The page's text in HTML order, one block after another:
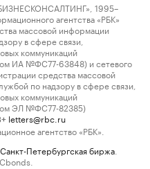
1995–
агентства «РБК»
массовой информации
в сфере связи,
коммуникаций
ИА №ФС77-63848) и сетевого
средства массовой
по надзору в сфере связи,
коммуникаций
ЭЛ №ФС77-82385)
letters@rbc.ru
агентство «РБК».
Санкт-Петербургская биржа